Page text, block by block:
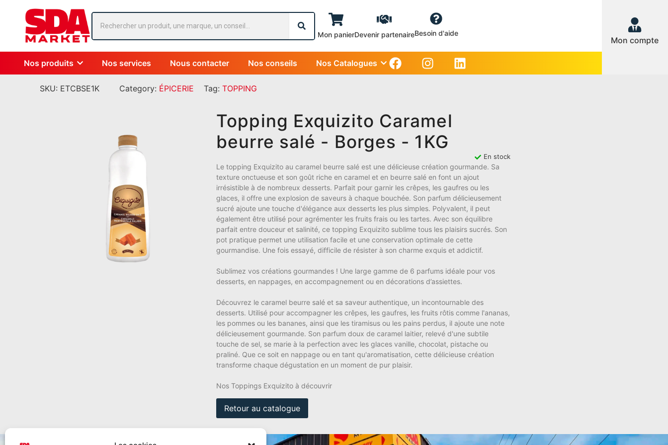
Mon compte
Mon panierDevenir partenaireBesoin d'aide
Nos produits Nos services Nous contacter Nos conseils Nos Catalogues
SKU: ETCBSE1K Category: ÉPICERIE Tag: TOPPING
Topping Exquizito Caramel
beurre salé - Borges - 1KG
En stock
Le topping Exquizito au caramel beurre salé est une délicieuse création gourmande. Sa
texture onctueuse et son goût riche en caramel et en beurre salé en font un ajout
irrésistible à de nombreux desserts. Parfait pour garnir les crêpes, les gaufres ou les
glaces, il offre une explosion de saveurs à chaque bouchée. Son parfum délicieusement
sucré ajoute une touche d'élégance aux desserts les plus simples. Polyvalent, il peut
également être utilisé pour agrémenter les fruits frais ou les tartes. Avec son équilibre
parfait entre douceur et salinité, ce topping Exquizito sublime tous les plaisirs sucrés. Son
pot pratique permet une utilisation facile et une conservation optimale de cette
gourmandise. Une fois essayé, difficile de résister à son charme exquis et addictif.
Sublimez vos créations gourmandes ! Une large gamme de 6 parfums idéale pour vos
desserts, en nappages, en accompagnement ou en décorations d’assiettes.
Découvrez le caramel beurre salé et sa saveur authentique, un incontournable des
desserts. Utilisé pour accompagner les crêpes, les gaufres, les fruits rôtis comme l'ananas,
les pommes ou les bananes, ainsi que les tiramisus ou les pains perdus, il ajoute une note
délicieusement gourmande. Son parfum doux de caramel laitier, relevé d'une subtile
touche de sel, se marie à la perfection avec les glaces vanille, chocolat, pistache ou
praliné. Que ce soit en nappage ou en tant qu'aromatisation, cette délicieuse création
transforme chaque dégustation en un moment de pur plaisir.
Nos Toppings Exquizito à découvrir
Retour au catalogue